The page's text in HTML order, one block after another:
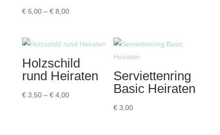
€6,00 – €8,00Preisspanne:
€ 8,00
Holzschild
rund Heiraten
€3,50 – €4,00Preisspanne:
Serviettenring
Basic Heiraten
€ 3,00